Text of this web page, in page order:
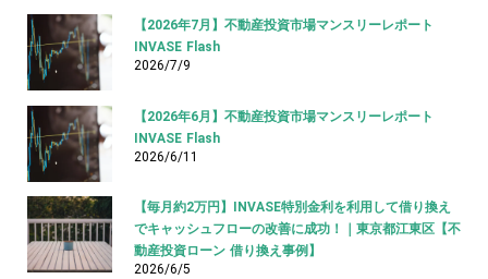
【2026年7月】不動産投資市場マンスリーレポート
INVASE Flash
2026/7/9
【2026年6月】不動産投資市場マンスリーレポート
INVASE Flash
2026/6/11
【毎月約2万円】INVASE特別金利を利用して借り換え
でキャッシュフローの改善に成功！｜東京都江東区【不
動産投資ローン 借り換え事例】
2026/6/5